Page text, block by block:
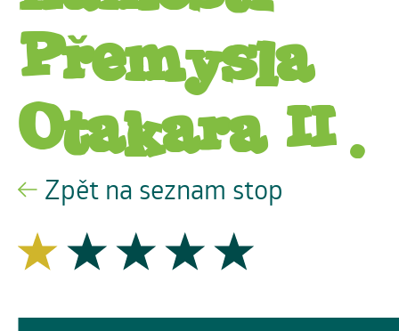
Přemysla
Otakara II.
Zpět na seznam stop